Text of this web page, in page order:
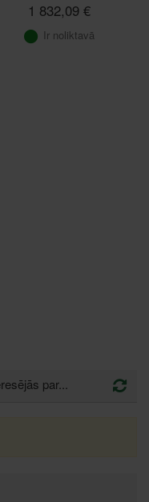
1 832,09 €
Ir noliktavā
par...